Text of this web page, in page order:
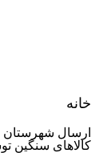
خانه
ارسال
کالاهای سنگین